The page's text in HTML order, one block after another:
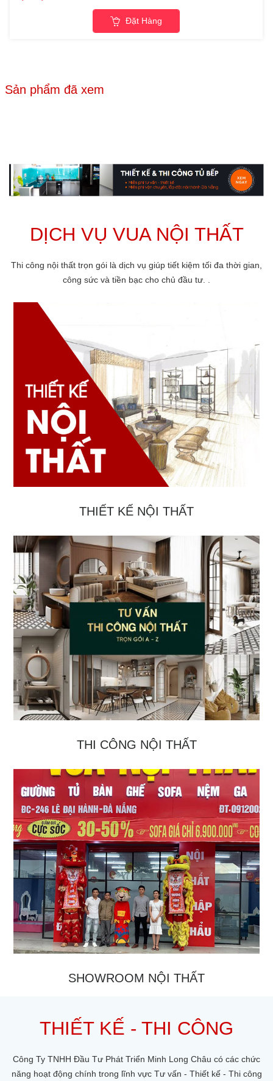
Đặt Hàng
Sản phẩm đã xem
DỊCH VỤ VUA NỘI THẤT
Thi công nội thất trọn gói là dịch vụ giúp tiết kiệm tối đa thời gian,
công sức và tiền bạc cho chủ đầu tư. .
THIẾT KẾ NỘI THẤT
THI CÔNG NỘI THẤT
SHOWROOM NỘI THẤT
THIẾT KẾ - THI CÔNG
Công Ty TNHH Đầu Tư Phát Triển Minh Long Châu có các chức
năng hoạt động chính trong lĩnh vực Tư vấn - Thiết kế - Thi công